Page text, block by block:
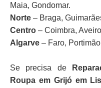
Maia, Gondomar.
Norte – Braga,
Centro – Coimbra,
Algarve – Faro,
Se precisa de
Roupa em Grijó em